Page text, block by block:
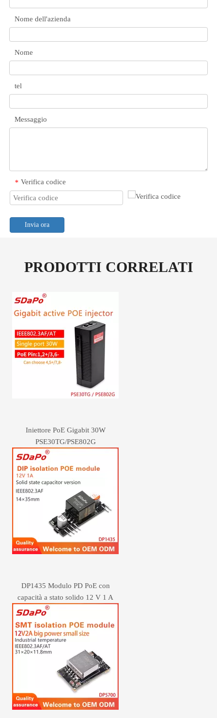
Nome dell'azienda
Nome
tel
Messaggio
* Verifica codice
Invia ora
PRODOTTI CORRELATI
Iniettore PoE Gigabit 30W
PSE30TG/PSE802G
DP1435 Modulo PD PoE con
capacità a stato solido 12 V 1 A